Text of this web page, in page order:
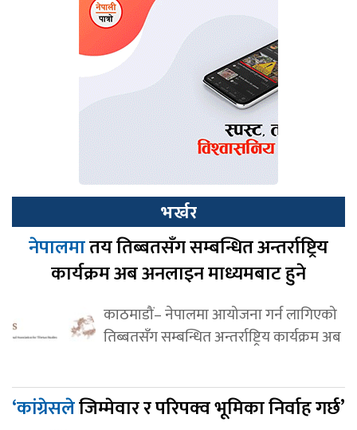
भर्खर
नेपालमातय तिब्बतसँग सम्बन्धित अन्तर्राष्ट्रिय
कार्यक्रम अब अनलाइन माध्यमबाट हुने
काठमाडौं– नेपालमा आयोजना गर्न लागिएको
तिब्बतसँग सम्बन्धित अन्तर्राष्ट्रिय कार्यक्रम अब
‘कांग्रेसलेजिम्मेवार र परिपक्व भूमिका निर्वाह गर्छ’